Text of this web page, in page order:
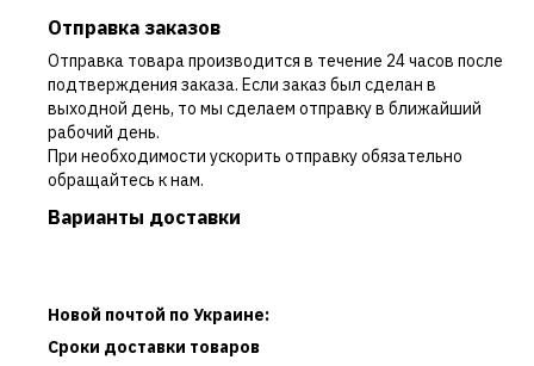
Отправка заказов
Отправка товара производится в течение 24 часов после
подтверждения заказа. Если заказ был сделан в
выходной день, то мы сделаем отправку в ближайший
рабочий день.
При необходимости ускорить отправку обязательно
обращайтесь к нам.
Варианты доставки
Новой почтой по Украине:
Сроки доставки товаров